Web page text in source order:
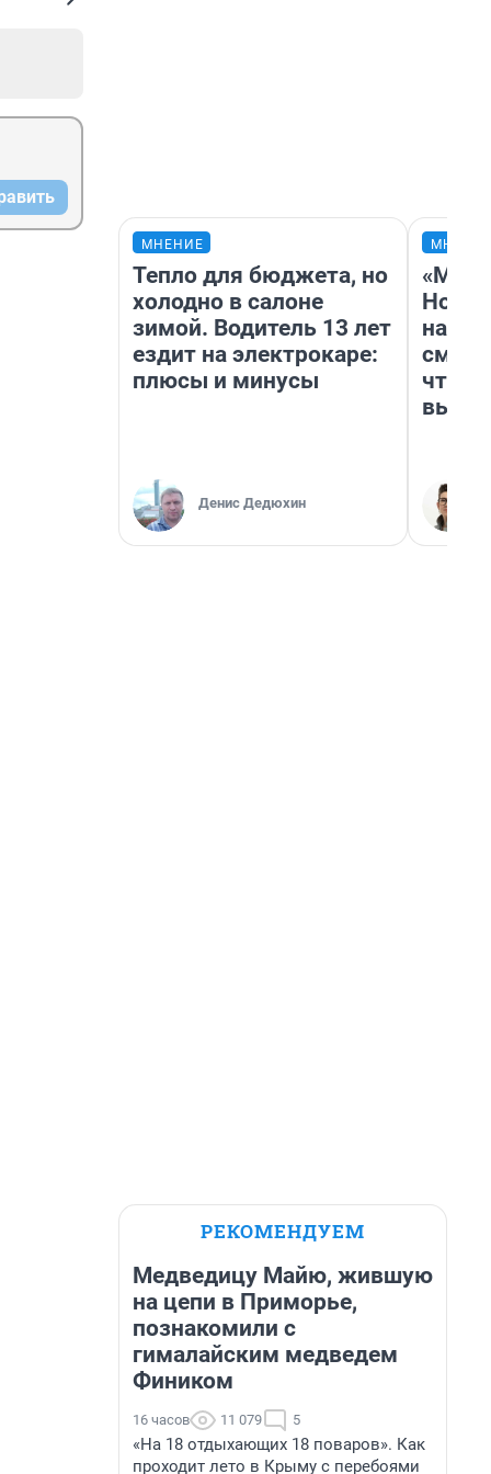
МНЕНИЕ
Тепло для бюджета, но
холодно в салоне
зимой. Водитель 13 лет
ездит на электрокаре:
плюсы и минусы
Денис Дедюхин
«Мы
РЕКОМЕНДУЕМ
Медведицу Майю, жившую
на цепи в Приморье,
познакомили с
гималайским медведем
Фиником
16 часов 11 079 5
«На 18 отдыхающих 18 поваров». Как
проходит лето в Крыму с перебоями